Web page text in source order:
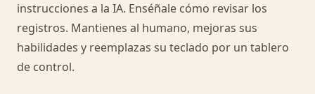
instrucciones a la IA. Enséñale cómo revisar los
registros. Mantienes al humano, mejoras sus
habilidades y reemplazas su teclado por un tablero
de control.